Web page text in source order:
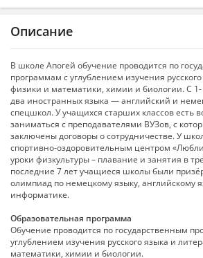
Описание
В школе Апогей обучение проводится по
программам с углублением изучения
физики и математики, химии и биологии. С 1-
два иностранных языка — английский и
спецшкол. У учащихся старших классов есть
заниматься с преподавателями ВУЗов, с
заключены договоры о сотрудничестве. У
спортивно-оздоровительным центром
уроки физкультуры – плавание и занятия в
последние 7 лет учащиеся школы были
олимпиад по немецкому языку, английскому
информатике.
Образовательная программа
Обучение проводится по государственным
углублением изучения русского языка и
математики, химии и биологии.